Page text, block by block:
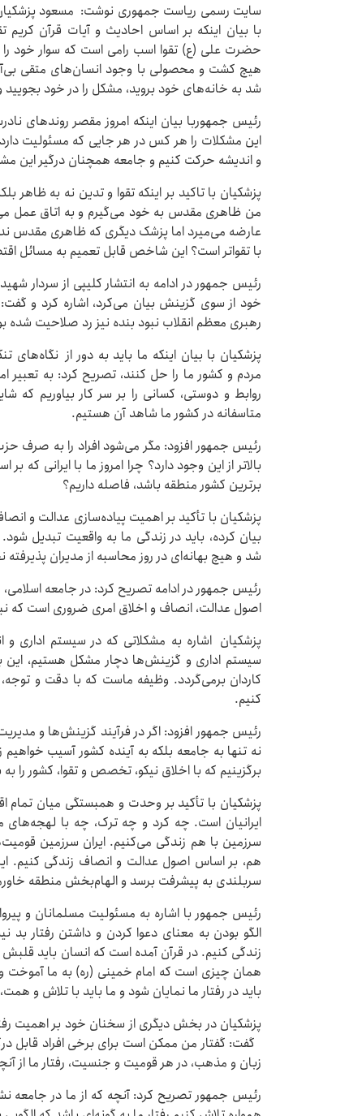
سایت رسمی ریاست جمهوری نوشت: مسعود
با بیان اینکه بر اساس احادیث و آیات قرآن
حضرت علی (ع) تقوا اسب رامی است که سوار خود را
هیچ کشت و محصولی با وجود انسان‌های متقی
شد به خانه‌های خود بروید، مشکل را در خود بجویید
رئیس جمهوربا بیان اینکه امروز مقصر روندهای
این مشکلات را هر کس در هر جایی که مسئولیت
و اندیشه حرکت کنیم و جامعه همچنان درگیر این
پزشکیان با تاکید بر اینکه تقوا و تدین نه به ظاهر
من ظاهری مقدس به خود می‌گیرم و به اتاق عمل
عارضه می‌میرد اما پزشک دیگری که ظاهری مقدس
با تقواتر است؟ این شاخص قابل تعمیم به مسائل
رئیس جمهور در ادامه به انتشار کلیپی از سردار
خود از سوی گزینش بیان می‌کرد، اشاره ‌کرد و
رهبری معظم انقلاب نبود بنده نیز رد صلاحیت
پزشکیان با بیان اینکه ما باید به دور از
مردم و کشور ما را حل کنند، تصریح کرد: به تعبیر
روابط و دوستی، کسانی را بر سر کار بیاوریم که
متاسفانه در کشور ما شاهد آن هستیم.
رئیس جمهور افزود: مگر می‌شود افراد را به صرف
بالاتر از این وجود دارد؟ چرا امروز ما با ایرانی
برترین کشور منطقه باشد، فاصله داریم؟
پزشکیان با تأکید بر اهمیت پیاده‌سازی عدالت و
بیان کرده، باید در زندگی ما به واقعیت تبدیل
شد و هیچ بهانه‌ای در روز محاسبه از مدیران
رئیس جمهور در ادامه تصریح کرد: در جامعه
اصول عدالت، انصاف و اخلاق امری ضروری است که
پزشکیان اشاره به مشکلاتی که در سیستم
سیستم اداری و گزینش‌ها دچار مشکل هستیم، این
کاردان برمی‌گردد. وظیفه ماست که با دقت و توجه،
کنیم.
رئیس جمهور افزود: اگر در فرآیند گزینش‌ها و
نه تنها به جامعه بلکه به آینده کشور آسیب
برگزینیم که با اخلاق نیکو، تخصص و تقوا، کشور
پزشکیان با تأکید بر وحدت و همبستگی میان تمام
ایرانیان است. چه کرد و چه ترک، چه با
سرزمین با هم زندگی می‌کنیم. ایران سرزمین
هم، بر اساس اصول عدالت و انصاف زندگی کنیم.
سربلندی به پیشرفت برسد و الهام‌بخش منطقه
رئیس جمهور با اشاره به مسئولیت مسلمانان و
الگو بودن به معنای دعوا کردن و داشتن رفتار
زندگی کنیم. در قرآن آمده است که انسان باید
همان چیزی است که امام خمینی (ره) به ما آموخت و
باید در رفتار ما نمایان شود و ما باید با تلاش و
پزشکیان در بخش دیگری از سخنان خود بر اهمیت
گفت: گفتار من ممکن است برای برخی افراد قابل
زبان و مذهب، در هر قومیت و جنسیت، رفتار ما از
رئیس جمهور تصریح کرد: آنچه که از ما در جامعه